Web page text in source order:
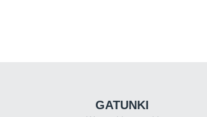
GATUNKI